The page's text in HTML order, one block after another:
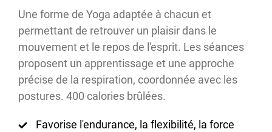
Une forme de Yoga adaptée à chacun et
permettant de retrouver un plaisir dans le
mouvement et le repos de l'esprit. Les séances
proposent un apprentissage et une approche
précise de la respiration, coordonnée avec les
postures. 400 calories brûlées.
Favorise l'endurance, la flexibilité, la force